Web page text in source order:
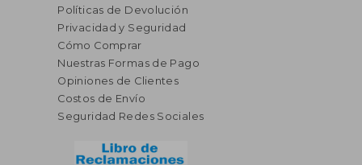
Políticas de Devolución
Privacidad y Seguridad
Cómo Comprar
Nuestras Formas de Pago
Opiniones de Clientes
Costos de Envío
Seguridad Redes Sociales